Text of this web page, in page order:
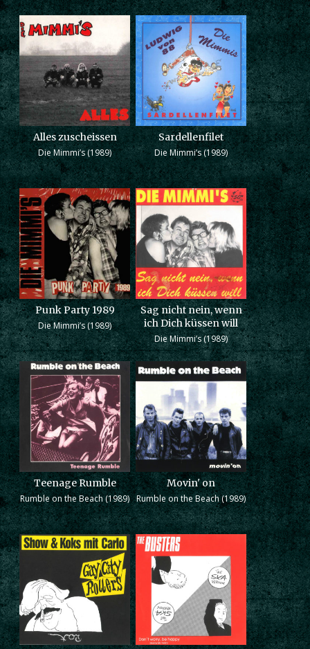
Alles zuscheissen
Die Mimmi’s (1989)
Sardellenfilet
Die Mimmi’s (1989)
Punk Party 1989
Die Mimmi’s (1989)
Sag nicht nein, wenn
ich Dich küssen will
Die Mimmi’s (1989)
Teenage Rumble
Rumble on the Beach (1989)
Movin' on
Rumble on the Beach (1989)